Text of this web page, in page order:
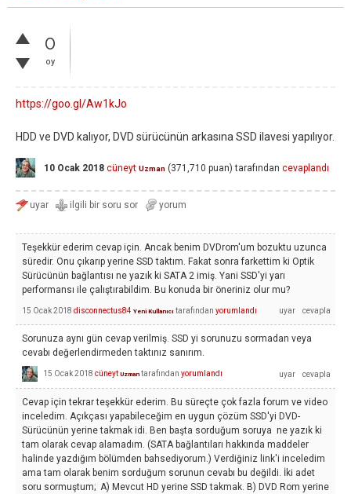
0
oy
https://goo.gl/Aw1kJo
HDD ve DVD kalıyor, DVD sürücünün arkasına SSD ilavesi yapılıyor.
10 Ocak 2018 cüneyt Uzman (371,710 puan) tarafından cevaplandı
Teşekkür ederim cevap için. Ancak benim DVDrom'um bozuktu uzunca
süredir. Onu çıkarıp yerine SSD taktım. Fakat sonra farkettim ki Optik
Sürücünün bağlantısı ne yazık ki SATA 2 imiş. Yani SSD'yi yarı
performansı ile çalıştırabildim. Bu konuda bir öneriniz olur mu?
15 Ocak 2018 disconnectus84 Yeni Kullanıcı tarafından yorumlandı
Sorunuza aynı gün cevap verilmiş. SSD yi sorunuzu sormadan veya
cevabı değerlendirmeden taktınız sanırım.
15 Ocak 2018 cüneyt Uzman tarafından yorumlandı
Cevap için tekrar teşekkür ederim. Bu süreçte çok fazla forum ve video
inceledim. Açıkçası yapabileceğim en uygun çözüm SSD'yi DVD-
Sürücünün yerine takmak idi. Ben başta sorduğum soruya ne yazık ki
tam olarak cevap alamadım. (SATA bağlantıları hakkında maddeler
halinde yazdığım bölümden bahsediyorum.) Verdiğiniz link'i inceledim
ama tam olarak benim sorduğum sorunun cevabı bu değildi. İki adet
soru sormuştum; A) Mevcut HD yerine SSD takmak. B) DVD Rom yerine